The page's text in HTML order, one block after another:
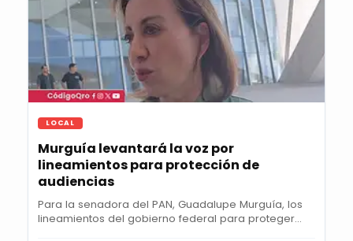
LOCAL
Murguía levantará la voz por
lineamientos para protección de
audiencias
Para la senadora del PAN, Guadalupe Murguía, los
lineamientos del gobierno federal para proteger...